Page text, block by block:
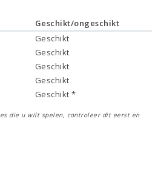
Geschikt/ongeschikt
Geschikt
Geschikt
Geschikt
Geschikt
Geschikt *
die u wilt spelen, controleer dit eerst en